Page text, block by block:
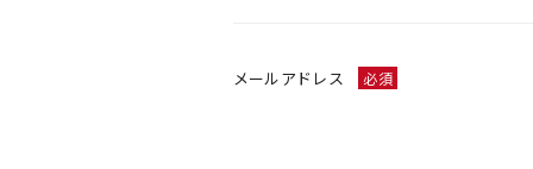
メールアドレス 必須